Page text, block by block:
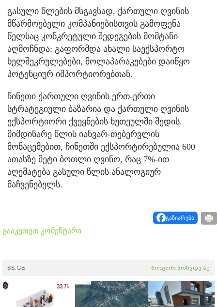
გასული წლების მსგავსად, ქართული ღვინის
მწარმოებელი კომპანიებისთვის გამოფენა
წელსაც კონკრეტული შედეგების მომტანი
აღმოჩნდა: გაფორმდა ახალი საექსპორტო
ხელშეკრულებები, მოლაპარაკებები დაიწყო
პოტენციურ იმპორტიორებთან.
ჩინეთი ქართული ღვინის ერთ-ერთი
სტრატეგიული ბაზარია და ქართული ღვინის
ექსპორტიორი ქვეყნების ხუთეულში შედის.
მიმდინარე წლის იანვარ-თებერვლის
მონაცემებით, ჩინეთში ექსპორტირებულია 600
ათასზე მეტი ბოთლი ღვინო, რაც 7%-ით
აღემატება გასული წლის ანალოგიურ
მაჩვენებელს.
გაზიარება
გააკეთეთ კომენტარი
SS.GE როგორ მოხვდე აქ